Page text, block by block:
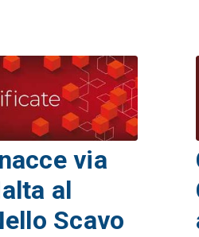
via
al
Scavo